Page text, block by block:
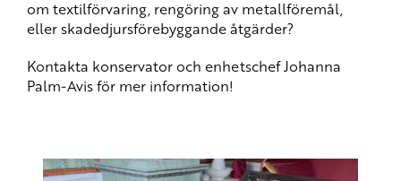
om textilförvaring, rengöring av metallföremål,
eller skadedjursförebyggande åtgärder?
Kontakta konservator och enhetschef Johanna
Palm-Avis för mer information!